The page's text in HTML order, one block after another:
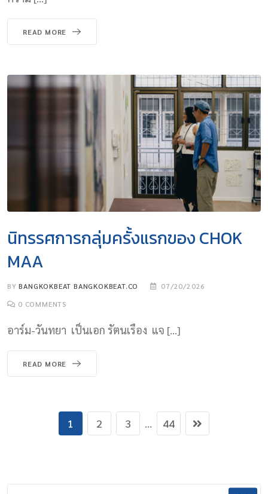
READ MORE
นิทรรศการกลุ่มครั้งแรกของ CHOK
MAA
BYBANGKOKBEAT BANGKOKBEAT.CO
07/20/2026
0 COMMENTS
อาร์ม-วันทยา เป็นเอก รัตนเรือง แจ […]
READ MORE
1 2 3 ... 44